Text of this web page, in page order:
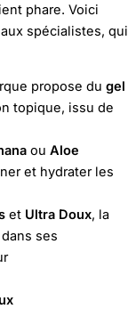
phare. Voici
spécialistes, qui
propose du gel
topique, issu de
ou Aloe
et hydrater les
et Ultra Doux, la
ses